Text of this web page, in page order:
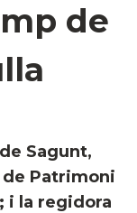
de
Sagunt,
de Patrimoni
i la regidora